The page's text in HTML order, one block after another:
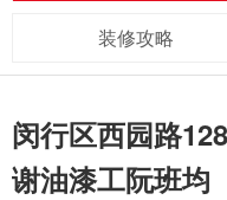
装修攻略
闵行区西园路
谢油漆工阮班均